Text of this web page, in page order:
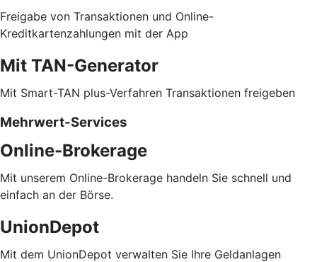
Freigabe von Transaktionen und Online-
Kreditkartenzahlungen mit der App
Mit TAN-Generator
Mit Smart-TAN plus-Verfahren Transaktionen freigeben
Mehrwert-Services
Online-Brokerage
Mit unserem Online-Brokerage handeln Sie schnell und
einfach an der Börse.
UnionDepot
Mit dem UnionDepot verwalten Sie Ihre Geldanlagen